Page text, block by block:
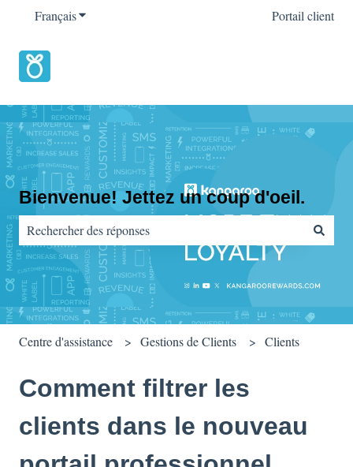
FrançaisAfficher le sous-menu pour les traductionsPortail client
Bienvenue! Jettez un coup d'oeil.
Il n'y a aucune suggestion car le champ de recherche est vide.
Centre d'assistance Gestions de Clients Clients
Comment filtrer les
clients dans le nouveau